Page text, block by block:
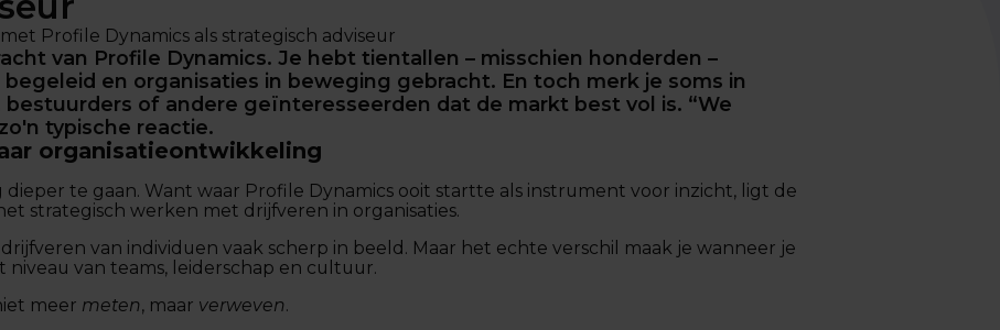
van Profile Dynamics. Je hebt tientallen – misschien honderden –
en organisaties in beweging gebracht. En toch merk je soms in
of andere geïnteresseerden dat de markt best vol is. “We
typische reactie.
organisatieontwikkeling
dieper te gaan. Want waar Profile Dynamics ooit startte als instrument voor inzicht, ligt de
strategisch werken met drijfveren in organisaties.
van individuen vaak scherp in beeld. Maar het echte verschil maak je wanneer je
van teams, leiderschap en cultuur.
meer meten, maar verweven.